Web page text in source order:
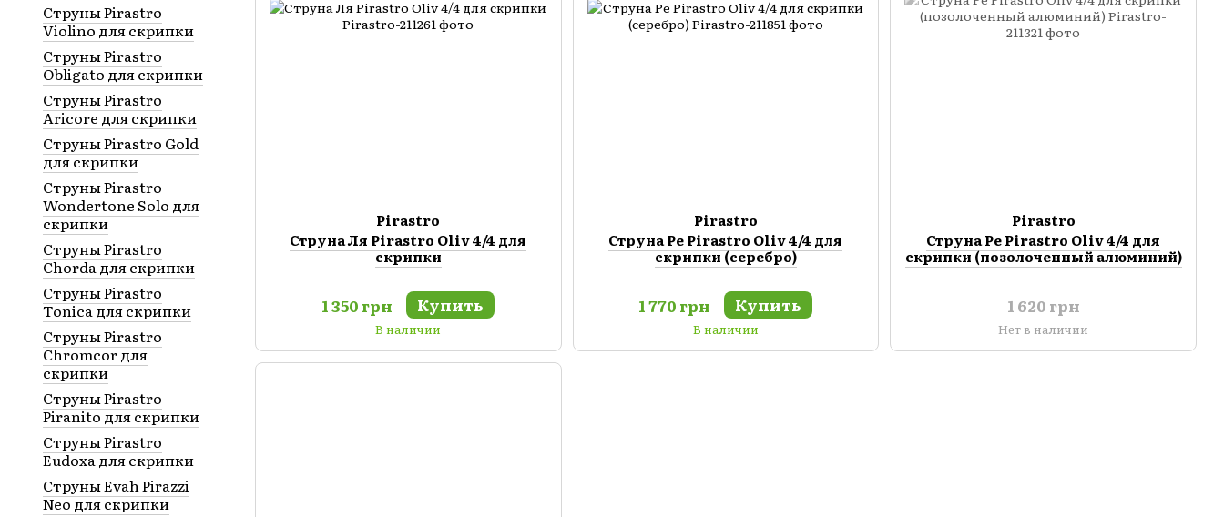
Pirastro
Струна Ля Pirastro Oliv 4/4 для
скрипки
1 350 грн Купить
В наличии
Pirastro
Струна Ре Pirastro Oliv 4/4 для
скрипки (серебро)
1 770 грн Купить
В наличии
Pirastro
Струна Ре Pirastro Oliv 4/4 для
скрипки (позолоченный алюминий)
1 620 грн
Нет в наличии
Струны Pirastro
Violino для скрипки
Струны Pirastro
Obligato для скрипки
Струны Pirastro
Aricore для скрипки
Струны Pirastro Gold
для скрипки
Струны Pirastro
Wondertone Solo для
скрипки
Струны Pirastro
Chorda для скрипки
Струны Pirastro
Tonica для скрипки
Струны Pirastro
Chromcor для
скрипки
Струны Pirastro
Piranito для скрипки
Струны Pirastro
Eudoxa для скрипки
Струны Evah Pirazzi
Neo для скрипки